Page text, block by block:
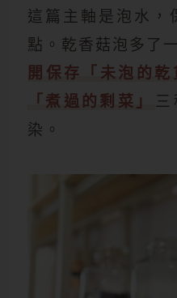
這篇主軸是泡水，
點。乾香菇泡多了
開保存「未泡的乾
「煮過的剩菜」
染。